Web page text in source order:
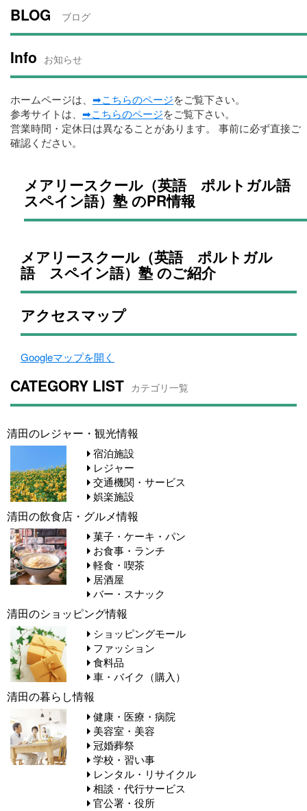
BLOG ブログ
Info お知らせ
ホームページは、 ➡こちらのページをご覧下さい。
参考サイトは、 ➡こちらのページをご覧下さい。
営業時間・定休日は異なることがあります。 事前に必ず直接ご
確認ください。
メアリースクール（英語 ポルトガル語
スペイン語）塾 のPR情報
メアリースクール（英語 ポルトガル
語 スペイン語）塾 のご紹介
アクセスマップ
Googleマップを開く
CATEGORY LIST カテゴリ一覧
清田のレジャー・観光情報
宿泊施設
レジャー
交通機関・サービス
娯楽施設
清田の飲食店・グルメ情報
菓子・ケーキ・パン
お食事・ランチ
軽食・喫茶
居酒屋
バー・スナック
清田のショッピング情報
ショッピングモール
ファッション
食料品
車・バイク（購入）
清田の暮らし情報
健康・医療・病院
美容室・美容
冠婚葬祭
学校・習い事
レンタル・リサイクル
相談・代行サービス
官公署・役所